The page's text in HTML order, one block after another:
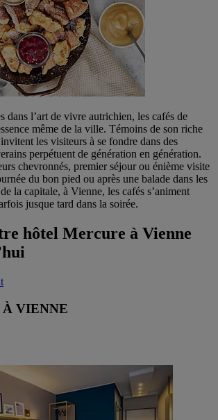
dans l’art de vivre autrichien, les cafés de
même de la ville. Témoins de son riche
les visiteurs à se fondre dans des
perpétuent de génération en génération.
chevronnés, premier séjour ou énième visite
du bon pied ou après une balade dans les
de la capitale, à Vienne, les cafés s’animent
jusque tard dans la soirée.
hôtel Mercure à Vienne
À VIENNE